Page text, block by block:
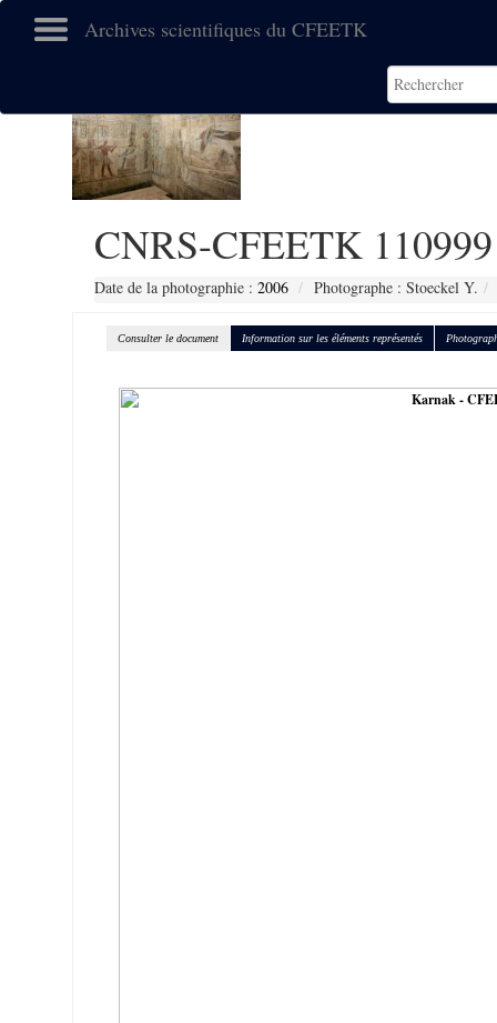
Archives scientifiques du CFEETK
CNRS-CFEETK 110999
Date de la photographie : 2006 Photographe : Stoeckel Y.
Consulter le document Information sur les éléments représentés